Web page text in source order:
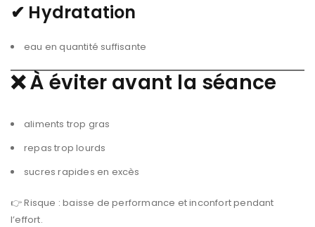
✔ Hydratation
eau en quantité suffisante
❌À éviter avant la séance
aliments trop gras
repas trop lourds
sucres rapides en excès
👉 Risque : baisse de performance et inconfort pendant
l’effort.